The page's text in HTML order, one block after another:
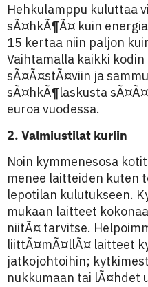
Hehkulamppu kuluttaa
sÃ¤hkÃ¶Ã¤ kuin
15 kertaa niin paljon
Vaihtamalla kaikki
sÃ¤Ã¤stÃ¤viin ja
sÃ¤hkÃ¶laskusta
euroa vuodessa.
2. Valmiustilat kuriin
Noin kymmenesosa
menee laitteiden kuten
lepotilan kulutukseen.
mukaan laitteet
niitÃ¤ tarvitse.
liittÃ¤mÃ¤llÃ¤ laitteet
jatkojohtoihin;
nukkumaan tai lÃ¤hdet